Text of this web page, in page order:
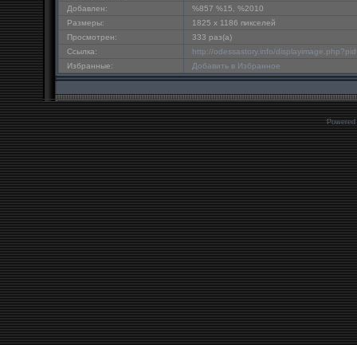
Добавлен:
%857 %15, %2010
Размеры:
1825 x 1186 пикселей
Просмотрен:
333 раз(а)
Ссылка:
http://odessastory.info/
Избранные:
Добавить в Избранное